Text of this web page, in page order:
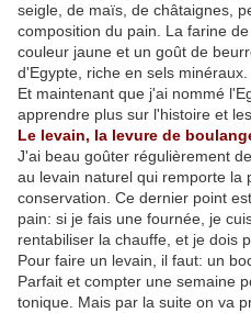
seigle, de maïs, de châtaignes,
composition du pain. La farine
couleur jaune et un goût de
d'Egypte, riche en sels minéraux.
Et maintenant que j'ai nommé
apprendre plus sur l'histoire et
Le levain, la levure de
J'ai beau goûter régulièrement
au levain naturel qui remporte la
conservation. Ce dernier point
pain: si je fais une fournée, je
rentabiliser la chauffe, et je dois
Pour faire un levain, il faut: un
Parfait et compter une semaine
tonique. Mais par la suite on va